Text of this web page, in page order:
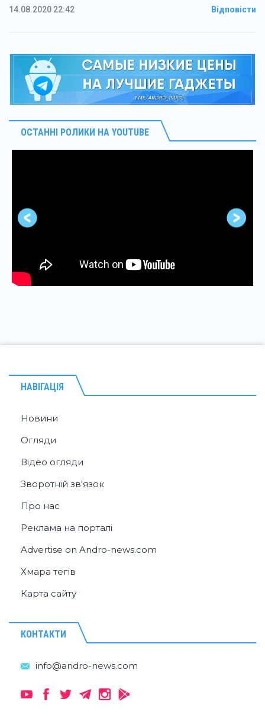
14.08.2020 22:42 Відповісти
ОСТАННІ РОЛИКИ НА YOUTUBE
НАВІГАЦІЯ
Новини
Огляди
Відео огляди
Зворотній зв'язок
Про нас
Реклама на порталі
Advertise on Andro-news.com
Хмара тегів
Карта сайту
КОНТАКТИ